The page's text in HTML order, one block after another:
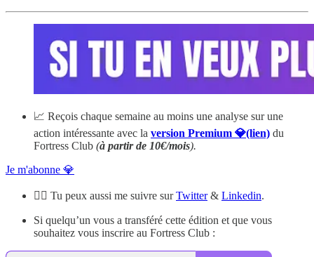
📈 Reçois chaque semaine au moins une analyse sur une
action intéressante avec la version Premium 💎(lien) du
Fortress Club (à partir de 10€/mois).
Je m'abonne 💎
🙋‍♂️ Tu peux aussi me suivre surTwitter& Linkedin.
Si quelqu’un vous a transféré cette édition et que vous
souhaitez vous inscrire au Fortress Club :